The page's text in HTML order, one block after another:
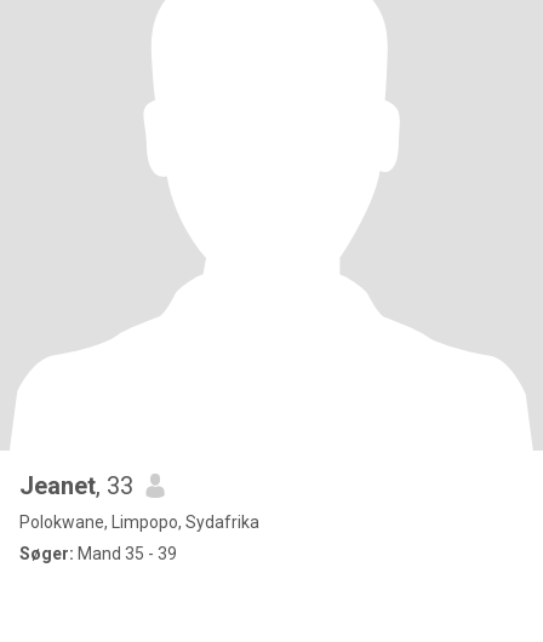
Jeanet, 33
Polokwane, Limpopo, Sydafrika
Søger: Mand 35 - 39